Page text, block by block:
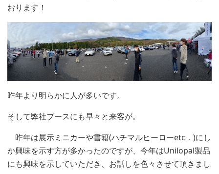
おります！
昨年より明らかに人が多いです。
そして弊社ブースにも早々と来客が。
昨年は展示ミニカーや書籍(ハチマルヒーローetc．)にし
か興味を示す方が多かったのですが、今年はUnilopal製品
にも興味を示していただき、お話しを色々させて頂きまし